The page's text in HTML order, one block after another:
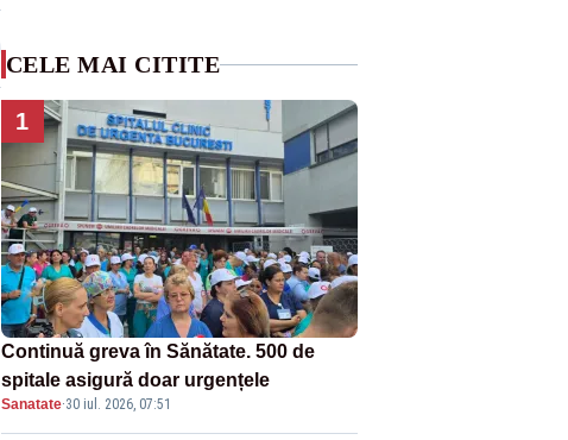
CELE MAI CITITE
1
Continuă greva în Sănătate. 500 de
spitale asigură doar urgențele
Sanatate·30 iul. 2026, 07:51